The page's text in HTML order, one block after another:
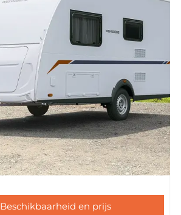
Beschikbaarheid en prijs